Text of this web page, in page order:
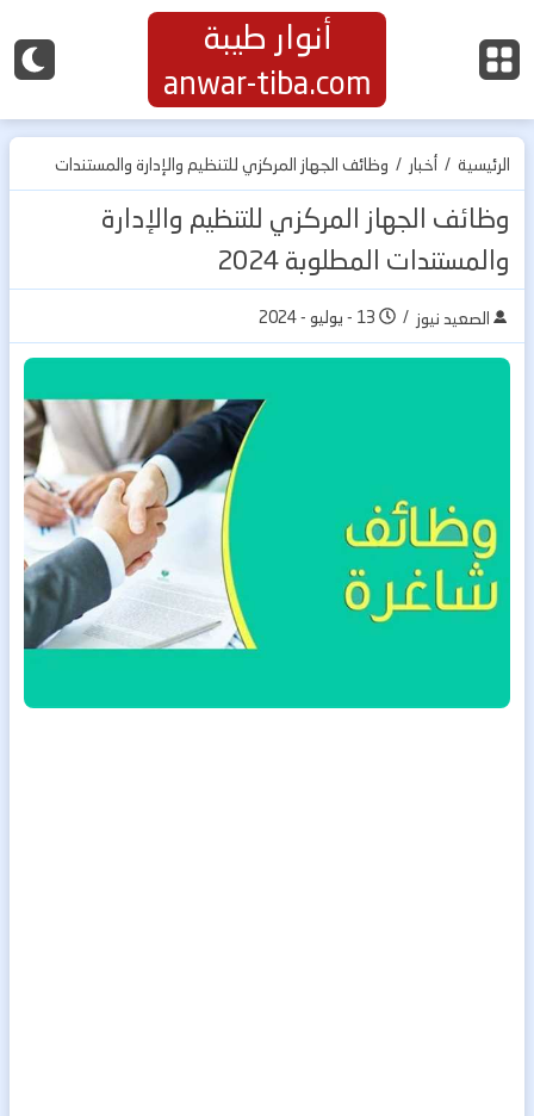
أنوار طيبة
anwar-tiba.com
الرئيسية / أخبار / وظائف الجهاز المركزي للتنظيم والإدارة والمستندات
المطلوبة 2024
وظائف الجهاز المركزي للتنظيم والإدارة
والمستندات المطلوبة 2024
الصعيد نيوز / 13 - يوليو - 2024